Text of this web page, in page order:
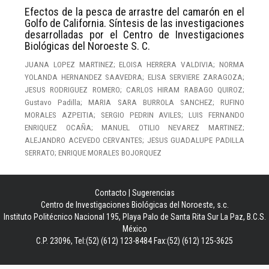
Efectos de la pesca de arrastre del camarón en el
Golfo de California. Síntesis de las investigaciones
desarrolladas por el Centro de Investigaciones
Biológicas del Noroeste S. C.
JUANA LOPEZ MARTINEZ; ELOISA HERRERA VALDIVIA; NORMA
YOLANDA HERNANDEZ SAAVEDRA; ELISA SERVIERE ZARAGOZA;
JESUS RODRIGUEZ ROMERO; CARLOS HIRAM RABAGO QUIROZ;
Gustavo Padilla; MARIA SARA BURROLA SANCHEZ; RUFINO
MORALES AZPEITIA; SERGIO PEDRIN AVILES; LUIS FERNANDO
ENRIQUEZ OCAÑA; MANUEL OTILIO NEVAREZ MARTINEZ;
ALEJANDRO ACEVEDO CERVANTES; JESUS GUADALUPE PADILLA
SERRATO; ENRIQUE MORALES BOJORQUEZ
Contacto
Sugerencias
Centro de Investigaciones Biológicas del Noroeste, s.c.
Instituto Politécnico Nacional 195, Playa Palo de Santa Rita Sur La Paz, B.C.S.
México
C.P. 23096, Tel:(52) (612) 123-8484 Fax:(52) (612) 125-3625